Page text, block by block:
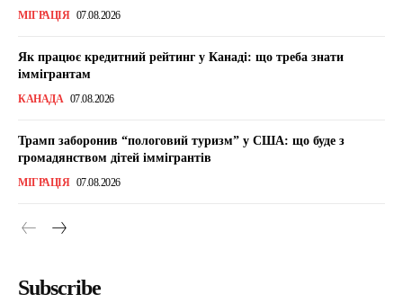
МІГРАЦІЯ 07.08.2026
Як працює кредитний рейтинг у Канаді: що треба знати
іммігрантам
КАНАДА 07.08.2026
Трамп заборонив “пологовий туризм” у США: що буде з
громадянством дітей іммігрантів
МІГРАЦІЯ 07.08.2026
Subscribe